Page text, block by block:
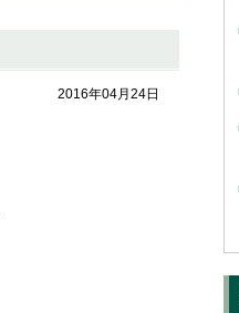
2016年04月24日